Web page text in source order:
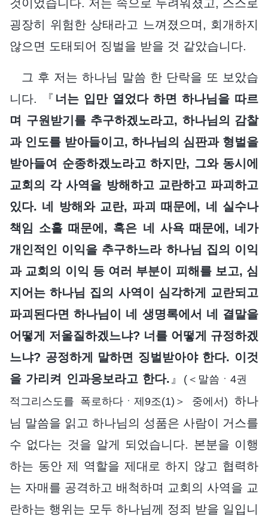
것이었습니다. 저는 속으로 두려워졌고, 스스로
굉장히 위험한 상태라고 느껴졌으며, 회개하지
않으면 도태되어 징벌을 받을 것 같았습니다.
그 후 저는 하나님 말씀 한 단락을 또 보았습
니다. 『 너는 입만 열었다 하면 하나님을 따르
며 구원받기를 추구하겠노라고, 하나님의 감찰
과 인도를 받아들이고, 하나님의 심판과 형벌을
받아들여 순종하겠노라고 하지만, 그와 동시에
교회의 각 사역을 방해하고 교란하고 파괴하고
있다. 네 방해와 교란, 파괴 때문에, 네 실수나
책임 소홀 때문에, 혹은 네 사욕 때문에, 네가
개인적인 이익을 추구하느라 하나님 집의 이익
과 교회의 이익 등 여러 부분이 피해를 보고, 심
지어는 하나님 집의 사역이 심각하게 교란되고
파괴된다면 하나님이 네 생명록에서 네 결말을
어떻게 저울질하겠느냐? 너를 어떻게 규정하겠
느냐? 공정하게 말하면 징벌받아야 한다. 이것
을 가리켜 인과응보라고 한다. 』
(＜말씀ㆍ4권
적그리스도를 폭로하다ㆍ제9조(1)＞ 중에서) 하나
님 말씀을 읽고 하나님의 성품은 사람이 거스를
수 없다는 것을 알게 되었습니다. 본분을 이행
하는 동안 제 역할을 제대로 하지 않고 협력하
는 자매를 공격하고 배척하며 교회의 사역을 교
란하는 행위는 모두 하나님께 정죄 받을 일입니